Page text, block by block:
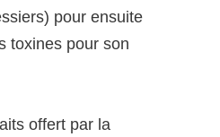
pour ensuite
toxines pour son
offert par la